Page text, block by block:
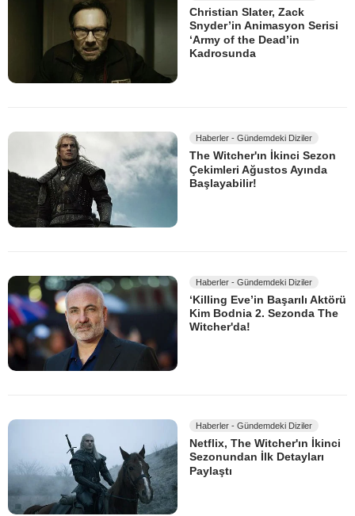
Christian Slater, Zack
Snyder’in Animasyon Serisi
‘Army of the Dead’in
Kadrosunda
Haberler - Gündemdeki Diziler
The Witcher'ın İkinci Sezon
Çekimleri Ağustos Ayında
Başlayabilir!
Haberler - Gündemdeki Diziler
‘Killing Eve’in Başarılı Aktörü
Kim Bodnia 2. Sezonda The
Witcher'da!
Haberler - Gündemdeki Diziler
Netflix, The Witcher'ın İkinci
Sezonundan İlk Detayları
Paylaştı